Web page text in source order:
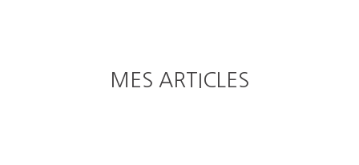
MES ARTICLES